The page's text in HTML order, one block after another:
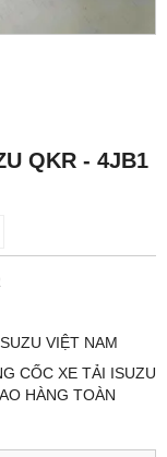
QKR - 4JB1
VIỆT NAM
CỐC XE TẢI ISUZU
HÀNG TOÀN